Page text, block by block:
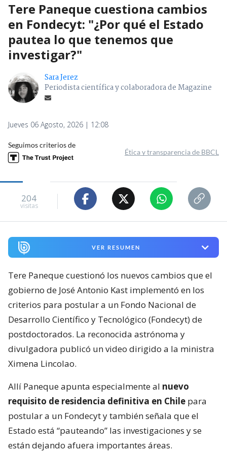
Tere Paneque cuestiona cambios
en Fondecyt: "¿Por qué el Estado
pautea lo que tenemos que
investigar?"
Sara Jerez
Periodista científica y colaboradora de Magazine
Jueves 06 Agosto, 2026 | 12:08
Seguimos criterios de
Ética y transparencia de BBCL
204
visitas
VER RESUMEN
Tere Paneque cuestionó los nuevos cambios que el
gobierno de José Antonio Kast implementó en los
criterios para postular a un Fondo Nacional de
Desarrollo Científico y Tecnológico (Fondecyt) de
postdoctorados. La reconocida astrónoma y
divulgadora publicó un video dirigido a la ministra
Ximena Lincolao.
Allí Paneque apunta especialmente al nuevo
requisito de residencia definitiva en Chile para
postular a un Fondecyt y también señala que el
Estado está “pauteando” las investigaciones y se
están dejando afuera importantes áreas.